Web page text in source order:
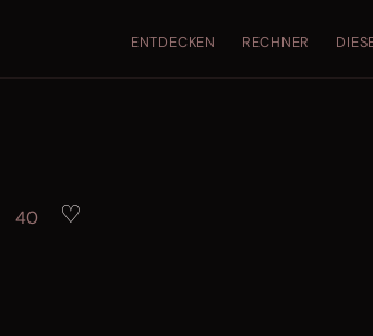
ENTDECKEN RECHNER
40 ♡